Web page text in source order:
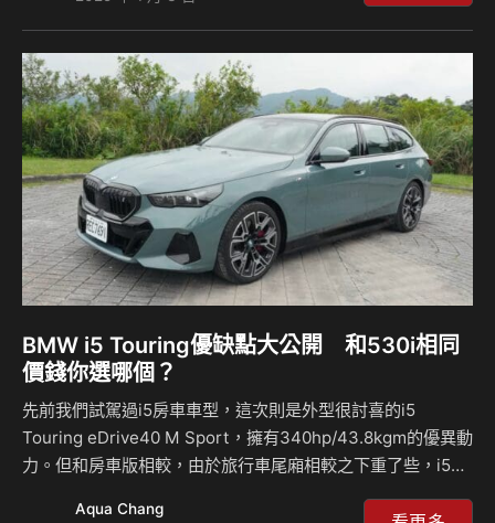
力夠用嗎？有哪些優缺點？來聽麥克和島叔怎麼說？ 相關新
聞：
BMW i5 Touring優缺點大公開 和530i相同
價錢你選哪個？
先前我們試駕過i5房車車型，這次則是外型很討喜的i5
Touring eDrive40 M Sport，擁有340hp/43.8kgm的優異動
力。但和房車版相較，由於旅行車尾廂相較之下重了些，i5均
Aqua Chang